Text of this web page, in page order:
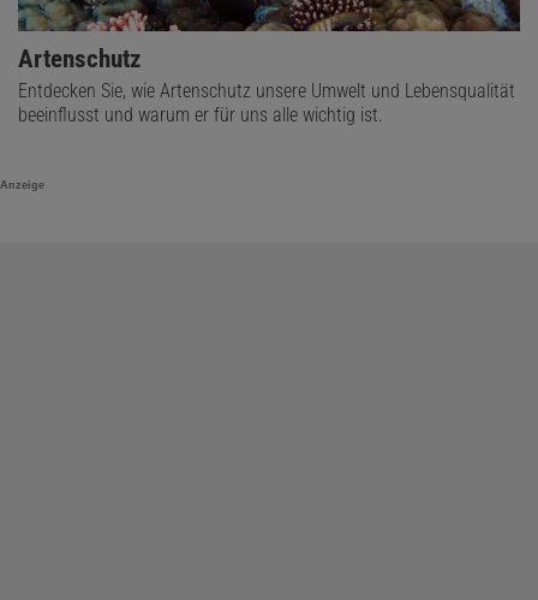
Artenschutz
Entdecken Sie, wie Artenschutz unsere Umwelt und Lebensqualität
beeinflusst und warum er für uns alle wichtig ist.
Anzeige